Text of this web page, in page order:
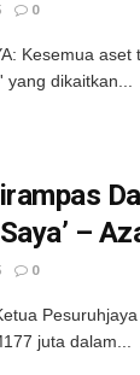
0
Kesemua
dikaitkan...
–
0
juta dalam...